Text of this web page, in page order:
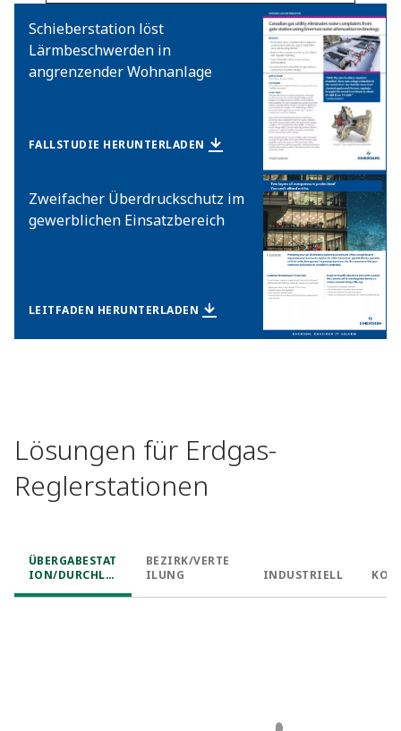
Schieberstation löst
Lärmbeschwerden in
angrenzender Wohnanlage
FALLSTUDIE HERUNTERLADEN
Zweifacher Überdruckschutz im
gewerblichen Einsatzbereich
LEITFADEN HERUNTERLADEN
Lösungen für Erdgas-
Reglerstationen
ÜBERGABESTAT
ION/DURCHLE
BEZIRK/VERTE
ILUNG
INDUSTRIELL